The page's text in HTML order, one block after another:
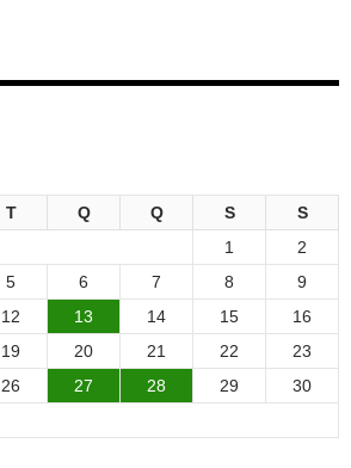
T Q Q S
S
1
2
5 6 7 8
9
12 13 14 15
16
19 20 21 22
23
26 27 28 29
30